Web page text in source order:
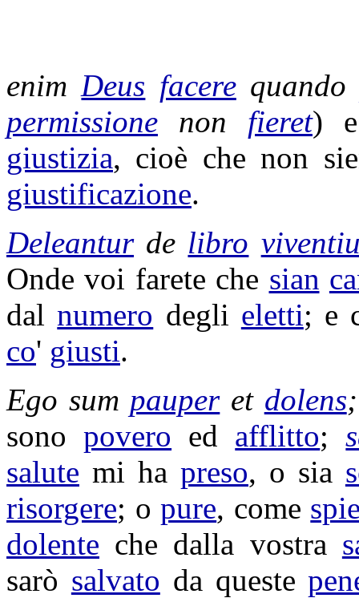
enimDeus facere
permissione non fieret)
giustizia, cioè che non
giustificazione.
Deleanturde libro
Onde voi farete che sian
dalnumero degli eletti; e
co' giusti.
Ego sum pauperet dolens
sonopovero ed afflitto;
salute mi ha preso, o sia
risorgere; opure, come
dolente che dalla vostra
sarò salvato da queste